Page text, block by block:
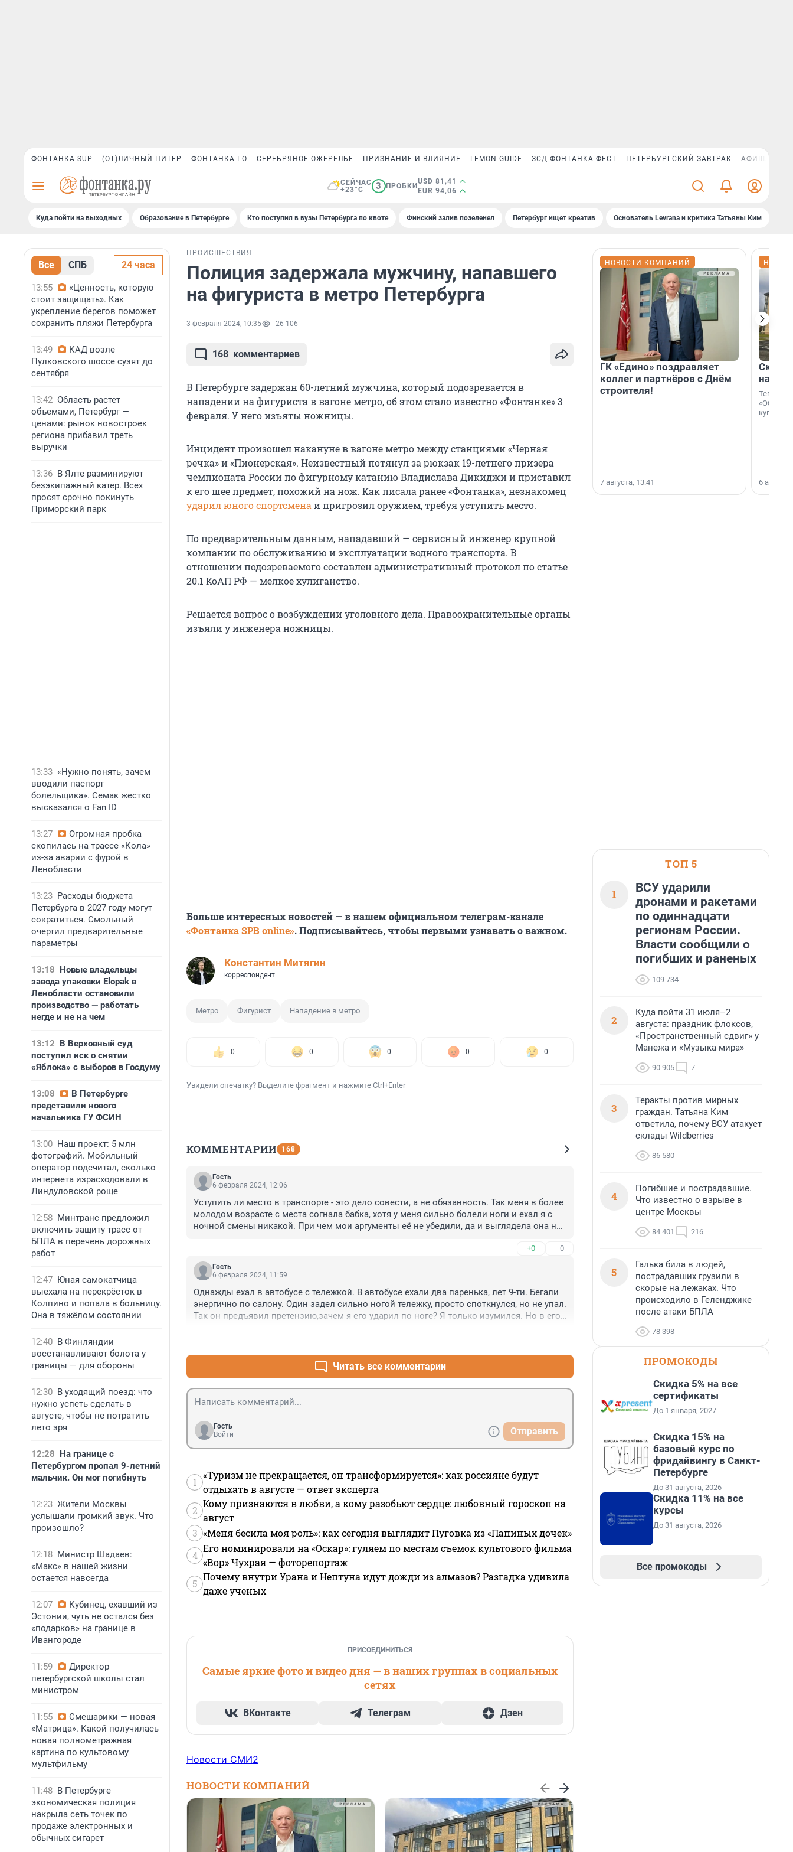
ФОНТАНКА SUP (ОТ)ЛИЧНЫЙ ПИТЕР ФОНТАНКА ГО СЕРЕБРЯНОЕ ОЖЕРЕЛЬЕ ПРИЗНАНИЕ И ВЛИЯНИЕ LEMON GUIDE ЗСД ФОНТАНКА ФЕСТ ПЕТЕРБУРГСКИЙ ЗАВТРАК АФИША PLUS
СЕЙЧАС
+23°C
3 ПРОБКИ
USD 81,41
EUR 94,06
Куда пойти на выходных Образование в Петербурге Кто поступил в вузы Петербурга по квоте Финский залив позеленел Петербург ищет креатив Основатель Levrana и критика Татьяны Ким
Все СПБ 24 часа
13:55
«Ценность, которую
стоит защищать». Как
укрепление берегов поможет
сохранить пляжи Петербурга
13:49
КАД возле
Пулковского шоссе сузят до
сентября
13:42 Область растет
объемами, Петербург —
ценами: рынок новостроек
региона прибавил треть
выручки
13:36 В Ялте разминируют
безэкипажный катер. Всех
просят срочно покинуть
Приморский парк
13:33 «Нужно понять, зачем
вводили паспорт
болельщика». Семак жестко
высказался о Fan ID
13:27
Огромная пробка
скопилась на трассе «Кола»
из-за аварии с фурой в
Ленобласти
13:23 Расходы бюджета
Петербурга в 2027 году могут
сократиться. Смольный
очертил предварительные
параметры
13:18 Новые владельцы
завода упаковки Elopak в
Ленобласти остановили
производство — работать
негде и не на чем
13:12 В Верховный суд
поступил иск о снятии
«Яблока» с выборов в Госдуму
13:08
В Петербурге
представили нового
начальника ГУ ФСИН
13:00 Наш проект: 5 млн
фотографий. Мобильный
оператор подсчитал, сколько
интернета израсходовали в
Линдуловской роще
12:58 Минтранс предложил
включить защиту трасс от
БПЛА в перечень дорожных
работ
12:47 Юная самокатчица
выехала на перекрёсток в
Колпино и попала в больницу.
Она в тяжёлом состоянии
12:40 В Финляндии
восстанавливают болота у
границы — для обороны
12:30 В уходящий поезд: что
нужно успеть сделать в
августе, чтобы не потратить
лето зря
12:28 На границе с
Петербургом пропал 9-летний
мальчик. Он мог погибнуть
12:23 Жители Москвы
услышали громкий звук. Что
произошло?
12:18 Министр Шадаев:
«Макс» в нашей жизни
остается навсегда
12:07
Кубинец, ехавший из
Эстонии, чуть не остался без
«подарков» на границе в
Ивангороде
11:59
Директор
петербургской школы стал
министром
11:55
Смешарики — новая
«Матрица». Какой получилась
новая полнометражная
картина по культовому
мультфильму
11:48 В Петербурге
экономическая полиция
накрыла сеть точек по
продаже электронных и
обычных сигарет
ПРОИСШЕСТВИЯ
Полиция задержала мужчину, напавшего
на фигуриста в метро Петербурга
3 февраля 2024, 10:35 26 106
168 комментариев
В Петербурге задержан 60-летний мужчина, который подозревается в
нападении на фигуриста в вагоне метро, об этом стало известно «Фонтанке» 3
февраля. У него изъяты ножницы.
Инцидент произошел накануне в вагоне метро между станциями «Черная
речка» и «Пионерская». Неизвестный потянул за рюкзак 19-летнего призера
чемпионата России по фигурному катанию Владислава Дикиджи и приставил
к его шее предмет, похожий на нож. Как писала ранее «Фонтанка», незнакомец
ударил юного спортсмена и пригрозил оружием, требуя уступить место.
По предварительным данным, нападавший — сервисный инженер крупной
компании по обслуживанию и эксплуатации водного транспорта. В
отношении подозреваемого составлен административный протокол по статье
20.1 КоАП РФ — мелкое хулиганство.
Решается вопрос о возбуждении уголовного дела. Правоохранительные органы
изъяли у инженера ножницы.
Больше интересных новостей — в нашем официальном телеграм-канале
«Фонтанка SPB online». Подписывайтесь, чтобы первыми узнавать о важном.
Константин Митягин
корреспондент
Метро Фигурист Нападение в метро
0 0 0 0 0
Увидели опечатку? Выделите фрагмент и нажмите Ctrl+Enter
КОММЕНТАРИИ 168
Гость
6 февраля 2024, 12:06
Уступить ли место в транспорте - это дело совести, а не обязанность. Так меня в более
молодом возрасте с места согнала бабка, хотя у меня сильно болели ноги и ехал я с
ночной смены никакой. При чем мои аргументы её не убедили, да и выглядела она не
+0 –0
Гость
6 февраля 2024, 11:59
Однажды ехал в автобусе с тележкой. В автобусе ехали два паренька, лет 9-ти. Бегали
энергично по салону. Один задел сильно ногой тележку, просто споткнулся, но не упал.
Так он предъявил претензию,зачем я его ударил по ноге? Я только изумился. Но в его
Читать все комментарии
Гость
Войти
Отправить
1
«Туризм не прекращается, он трансформируется»: как россияне будут
отдыхать в августе — ответ эксперта
2
Кому признаются в любви, а кому разобьют сердце: любовный гороскоп на
август
3 «Меня бесила моя роль»: как сегодня выглядит Пуговка из «Папиных дочек»
4
Его номинировали на «Оскар»: гуляем по местам съемок культового фильма
«Вор» Чухрая — фоторепортаж
5
Почему внутри Урана и Нептуна идут дожди из алмазов? Разгадка удивила
даже ученых
ПРИСОЕДИНИТЬСЯ
Самые яркие фото и видео дня — в наших группах в социальных
сетях
ВКонтакте Телеграм Дзен
Новости СМИ2
НОВОСТИ КОМПАНИЙ
НОВОСТИ КОМПАНИЙ
ГК «Едино» поздравляет
коллег и партнёров с Днём
строителя!
7 августа, 13:41
на
Теперь
купить
6
ТОП 5
1
ВСУ ударили
дронами и ракетами
по одиннадцати
регионам России.
Власти сообщили о
погибших и раненых
109 734
2
Куда пойти 31 июля–2
августа: праздник флоксов,
«Пространственный сдвиг» у
Манежа и «Музыка мира»
90 905 7
3
Теракты против мирных
граждан. Татьяна Ким
ответила, почему ВСУ атакует
склады Wildberries
86 580
4
Погибшие и пострадавшие.
Что известно о взрыве в
центре Москвы
84 401 216
5
Галька била в людей,
пострадавших грузили в
скорые на лежаках. Что
происходило в Геленджике
после атаки БПЛА
78 398
ПРОМОКОДЫ
Скидка 5% на все
сертификаты
До 1 января, 2027
Скидка 15% на
базовый курс по
фридайвингу в Санкт-
Петербурге
До 31 августа, 2026
Скидка 11% на все
курсы
До 31 августа, 2026
Все промокоды